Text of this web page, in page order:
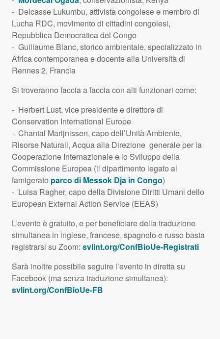
- Delcasse Lukumbu, attivista congolese e membro di
Lucha RDC, movimento di cittadini congolesi,
Repubblica Democratica del Congo
- Guillaume Blanc, storico ambientale, specializzato in
Africa contemporanea e docente alla Università di
Rennes 2, Francia
Si troveranno faccia a faccia con alti funzionari come:
- Herbert Lust, vice presidente e direttore di
Conservation International Europe
- Chantal Marijnissen, capo dell’Unità Ambiente,
Risorse Naturali, Acqua alla Direzione generale per la
Cooperazione Internazionale e lo Sviluppo della
Commissione Europea (il dipartimento legato al
famigerato parco di Messok Dja in Congo)
- Luisa Ragher, capo della Divisione Diritti Umani dello
European External Action Service (EEAS)
L’evento è gratuito, e per beneficiare della traduzione
simultanea in inglese, francese, spagnolo e russo basta
registrarsi su Zoom: svlint.org/ConfBioUe-Registrati
Sarà inoltre possibile seguire l’evento in diretta su
Facebook (ma senza traduzione simultanea):
svlint.org/ConfBioUe-FB